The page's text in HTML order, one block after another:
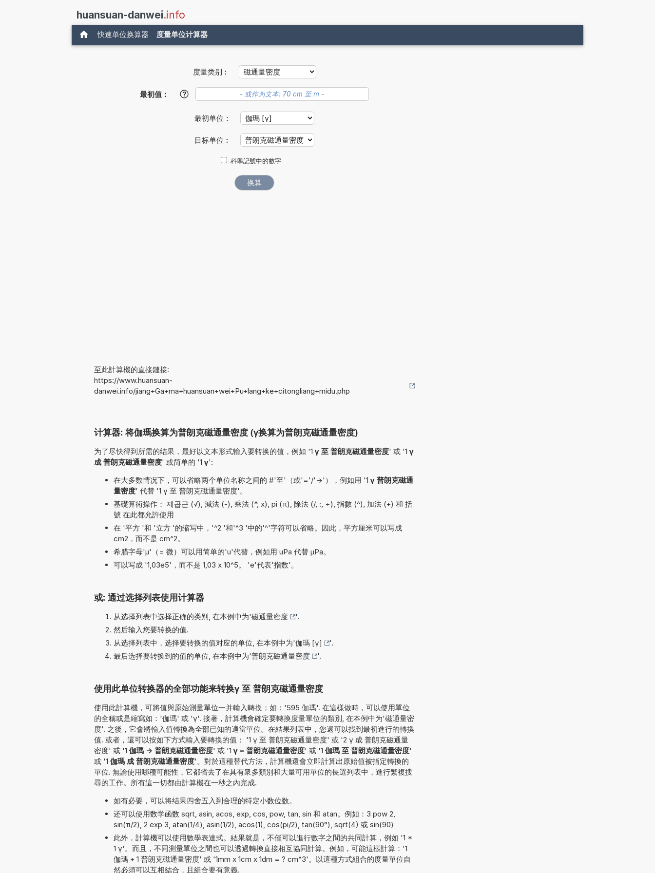
huansuan-danwei.info
快速单位换算器 度量单位计算器
度量类别︰
最初值： ?
最初单位：
目标单位︰
科學記號中的數字
至此計算機的直接鏈接:
https://www.huansuan-
danwei.info/jiang+Ga+ma+huansuan+wei+Pu+lang+ke+citongliang+midu.php
计算器: 将伽瑪换算为普朗克磁通量密度 (γ换算为普朗克磁通量密度)
为了尽快得到所需的结果，最好以文本形式输入要转换的值，例如 '1 γ 至 普朗克磁通量密度' 或 '1 γ
成 普朗克磁通量密度' 或简单的 '1 γ':
在大多数情况下，可以省略两个单位名称之间的 #'至'（或'='/'->'），例如用 '1 γ 普朗克磁通
量密度' 代替 '1 γ 至 普朗克磁通量密度'。
基礎算術操作： 제곱근 (√), 減法 (-), 乘法 (*, x), pi (π), 除法 (/, :, ÷), 指數 (^), 加法 (+) 和 括
號 在此都允許使用
在 '平方 '和 '立方 '的缩写中，'^2 '和'^3 '中的'^'字符可以省略。因此，平方厘米可以写成
cm2，而不是 cm^2。
希腊字母'µ'（= 微）可以用简单的'u'代替，例如用 uPa 代替 µPa。
可以写成 '1,03e5'，而不是 1,03 x 10^5。 'e'代表'指数'。
或: 通过选择列表使用计算器
从选择列表中选择正确的类别, 在本例中为'磁通量密度
'.
然后输入您要转换的值.
从选择列表中，选择要转换的值对应的单位, 在本例中为'伽瑪 [γ]
'.
最后选择要转换到的值的单位, 在本例中为'普朗克磁通量密度 '.
使用此单位转换器的全部功能来转换γ 至 普朗克磁通量密度
使用此計算機，可將值與原始測量單位一并輸入轉換；如：'595 伽瑪'. 在這樣做時，可以使用單位
的全稱或是縮寫如：'伽瑪' 或 'γ'. 接著，計算機會確定要轉換度量單位的類別, 在本例中为'磁通量密
度'. 之後，它會將輸入值轉換為全部已知的適當單位。在結果列表中，您還可以找到最初進行的轉換
值. 或者，還可以按如下方式輸入要轉換的值： '1 γ 至 普朗克磁通量密度' 或 '2 γ 成 普朗克磁通量
密度' 或 '1 伽瑪 -> 普朗克磁通量密度' 或 '1 γ = 普朗克磁通量密度' 或 '1 伽瑪 至 普朗克磁通量密度'
或 '1 伽瑪 成 普朗克磁通量密度'。對於這種替代方法，計算機還會立即計算出原始值被指定轉換的
單位. 無論使用哪種可能性，它都省去了在具有衆多類別和大量可用單位的長選列表中，進行繁複搜
尋的工作。所有這一切都由計算機在一秒之內完成.
如有必要，可以将结果四舍五入到合理的特定小数位数。
还可以使用数学函数 sqrt, asin, acos, exp, cos, pow, tan, sin 和 atan。例如：3 pow 2,
sin(π/2), 2 exp 3, atan(1/4), asin(1/2), acos(1), cos(pi/2), tan(90°), sqrt(4) 或 sin(90)
此外，計算機可以使用數學表達式。結果就是，不僅可以進行數字之間的共同計算，例如 '1 *
1 γ'。而且，不同測量單位之間也可以透過轉換直接相互協同計算。例如，可能這樣計算：'1
伽瑪 + 1 普朗克磁通量密度' 或 '1mm x 1cm x 1dm = ? cm^3'。以這種方式組合的度量單位自
然必須可以互相結合，且組合要有意義.